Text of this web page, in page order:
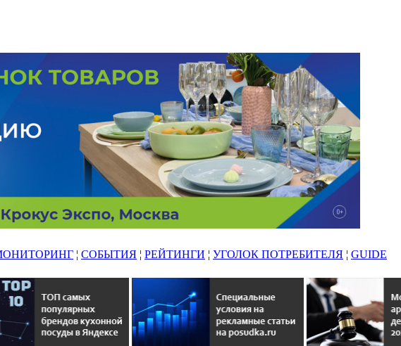
¦ СОБЫТИЯ ¦ РЕЙТИНГИ ¦ УГОЛОК ПОТРЕБИТЕЛЯ ¦ GUIDE